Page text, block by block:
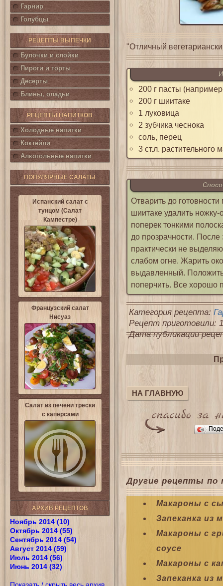
Гарнир
Голубцы
РЕЦЕПТЫ ВЫПЕЧКИ
Булочки и слойки
Пироги и торты
Десерты
Блины, оладьи
РЕЦЕПТЫ НАПИТКОВ
Холодные напитки
Коктейли
Алкогольные напитки
ПОПУЛЯРНЫЕ САЛАТЫ
Испанский салат с
тунцом (Салат
Кампестре)
Французский салат
Нисуаз
Салат из печени трески
с каперсами
АРХИВ РЕЦЕПТОВ
Ноябрь 2014 (10)
Октябрь 2014 (55)
Сентябрь 2014 (54)
Август 2014 (59)
Июль 2014 (56)
Июнь 2014 (32)
"Отличный
200 г пасты
200 г шиитаке
1 луковица
2 зубчика чеснока
соль, перец
3 ст.л. растительного
Отварить до
шиитаке удалить
поперек тонкими
до прозрачности.
практически не
слабом огне. Жарить
выдавленный. Положить
поперчить. Все хорошо
Категория рецепта:
Рецепт приготовили:
Дата публикации
НА ГЛАВНУЮ
Другие рецепты по
Макароны с
Запеканка из
Макароны с
соусе
Макароны с
Запеканка из